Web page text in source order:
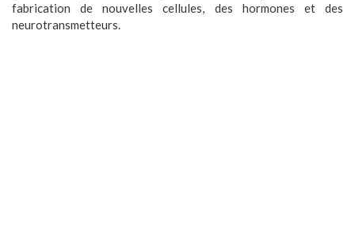
fabrication de nouvelles cellules, des hormones et des
neurotransmetteurs.